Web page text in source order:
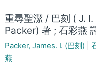
重尋聖潔 / 巴刻 ( J. I.
Packer) 著 ; 石彩燕
Packer, James. I. (巴刻)
燕